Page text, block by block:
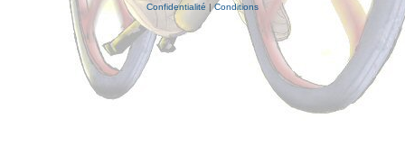
Confidentialité |Conditions